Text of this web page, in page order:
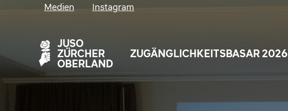
JUSO
ZÜRCHER
OBERLAND
ZUGÄNGLICHKEITSBASAR 2026
Medien Instagram